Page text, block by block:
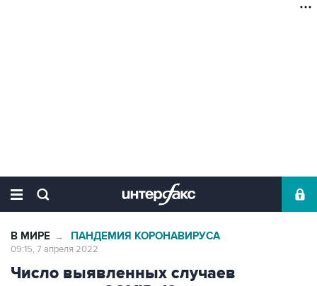
В МИРЕ → ПАНДЕМИЯ КОРОНАВИРУСА
09:15, 7 апреля 2022
Число выявленных случаев